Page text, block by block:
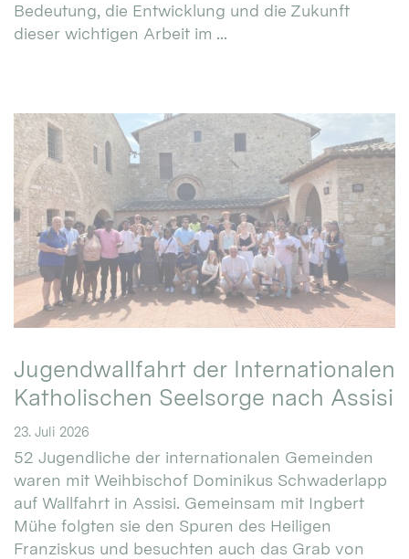
Bedeutung, die Entwicklung und die Zukunft
dieser wichtigen Arbeit im ...
Jugendwallfahrt der Internationalen
Katholischen Seelsorge nach Assisi
23. Juli 2026
52 Jugendliche der internationalen Gemeinden
waren mit Weihbischof Dominikus Schwaderlapp
auf Wallfahrt in Assisi. Gemeinsam mit Ingbert
Mühe folgten sie den Spuren des Heiligen
Franziskus und besuchten auch das Grab von